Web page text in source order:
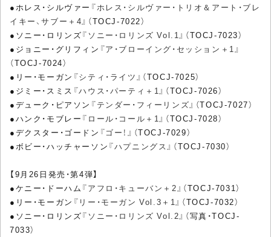
●ホレス・シルヴァー 『ホレス・シルヴァー・トリオ＆アート・ブレ
イキー、サブー＋4』 （TOCJ-7022）
●ソニー・ロリンズ『ソニー・ロリンズ Vol.1』 （TOCJ-7023）
●ジョニー・グリフィン 『ア・ブローイング・セッション＋1』
（TOCJ-7024）
●リー・モーガン 『シティ・ライツ』 （TOCJ-7025）
●ジミー・スミス 『ハウス・パーティ＋1』 （TOCJ-7026）
●デューク・ピアソン 『テンダー・フィーリンズ』 （TOCJ-7027）
●ハンク・モブレー 『ロール・コール＋1』 （TOCJ-7028）
●デクスター・ゴードン 『ゴー！』 （TOCJ-7029）
●ボビー・ハッチャーソン 『ハプニングス』 （TOCJ-7030）
【9月26日発売・第4弾】
●ケニー・ドーハム 『アフロ・キューバン＋2』 （TOCJ-7031）
●リー・モーガン 『リー・モーガン Vol.3＋1』 （TOCJ-7032）
●ソニー・ロリンズ『ソニー・ロリンズ Vol.2』 （写真・TOCJ-
7033）